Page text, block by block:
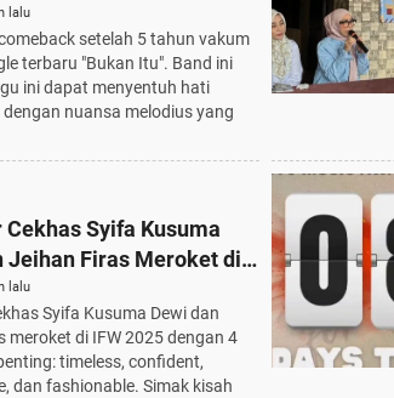
yang Menyentuh
lalu
setelah 5 tahun vakum
terbaru "Bukan Itu". Band ini
ini dapat menyentuh hati
nuansa melodius yang
Cekhas Syifa Kusuma
Jeihan Firas Meroket di
4 Kata Kunci Penting
lalu
Syifa Kusuma Dewi dan
meroket di IFW 2025 dengan 4
timeless, confident,
dan fashionable. Simak kisah